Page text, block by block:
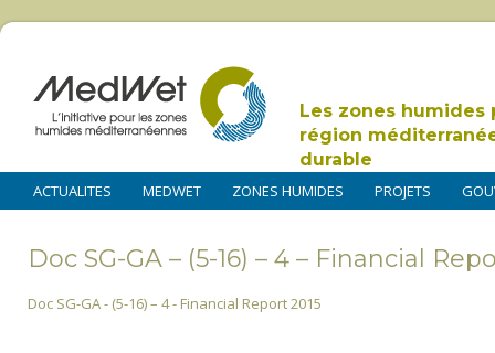
Les zones humides
région
durable
ACTUALITES MEDWET ZONES HUMIDES PROJETS
Doc SG-GA – (5-16) – 4 – Financial
Doc SG-GA - (5-16) – 4 - Financial Report 2015